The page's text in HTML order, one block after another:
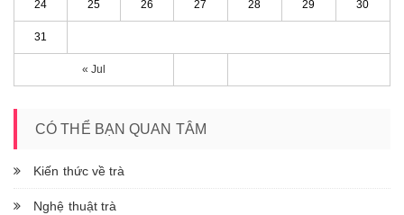
« Jul
24 25 26 27 28 29 30
31
CÓ THỂ BẠN QUAN TÂM
Kiến thức về trà
Nghệ thuật trà